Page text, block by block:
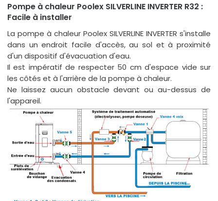
Pompe à chaleur Poolex SILVERLINE INVERTER R32 :
Facile à installer
La pompe à chaleur Poolex SILVERLINE INVERTER s'installe
dans un endroit facile d'accès, au sol et à proximité
d'un dispositif d'évacuation d'eau.
Il est impératif de respecter 50 cm d'espace vide sur
les côtés et à l'arrière de la pompe à chaleur.
Ne laissez aucun obstacle devant ou au-dessus de
l'appareil.